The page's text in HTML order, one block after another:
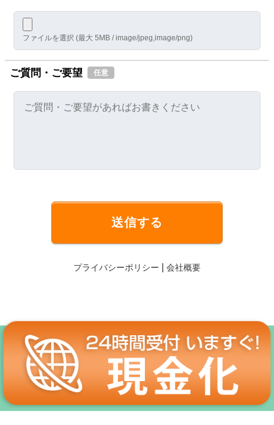
ファイルを選択 (最大 5MB / image/jpeg,image/png)
ご質問・ご要望 任意
送信する
プライバシーポリシー 会社概要
【クレジットカード現金化】
Copyright © いますぐクレジット